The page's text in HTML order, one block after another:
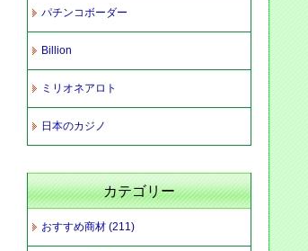
パチンコボーダー
Billion
ミリオネアロト
日本のカジノ
カテゴリー
おすすめ商材 (211)